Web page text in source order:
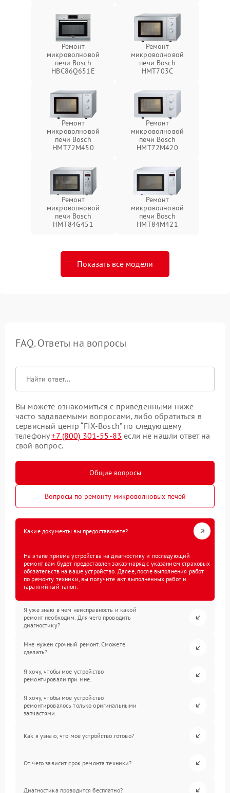
Ремонт
микроволновой
печи Bosch
HBC86Q651E
Ремонт
микроволновой
печи Bosch
HMT703C
Ремонт
микроволновой
печи Bosch
HMT72M450
Ремонт
микроволновой
печи Bosch
HMT72M420
Ремонт
микроволновой
печи Bosch
HMT84G451
Ремонт
микроволновой
печи Bosch
HMT84M421
Показать все модели
FAQ. Ответы на вопросы
Вы можете ознакомиться с приведенными ниже
часто задаваемыми вопросами, либо обратиться в
сервисный центр “FIX-Bosch” по следующему
телефону+7 (800) 301-55-83 если не нашли ответ на
свой вопрос.
Общие вопросы
Вопросы по ремонту микроволновых печей
Какие документы вы предоставляете?
На этапе приема устройства на диагностику и последующий
ремонт вам будет предоставлен заказ-наряд с указанием страховых
обязательств на ваше устройство. Далее, после выполнения работ
по ремонту техники, вы получите акт выполненных работ и
гарантийный талон.
Я уже знаю в чем неисправность и какой
ремонт необходим. Для чего проводить
диагностику?
Мне нужен срочный ремонт. Сможете
сделать?
Я хочу, чтобы мое устройство
ремонтировали при мне.
Я хочу, чтобы мое устройство
ремонтировалось только оригинальными
запчастями.
Как я узнаю, что мое устройство готово?
От чего зависит срок ремонта техники?
Диагностика проводится бесплатно?